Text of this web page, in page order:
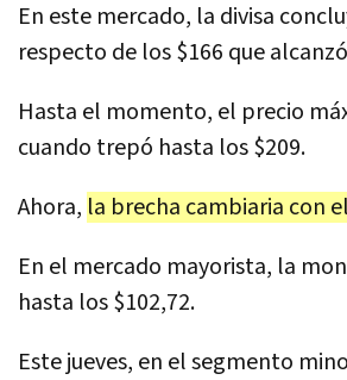
En este mercado, la divisa
respecto de los $166 que
Hasta el momento, el precio
cuando trepó hasta los $209.
Ahora, la brecha cambiaria con
En el mercado mayorista, la
hasta los $102,72.
Este jueves, en el segmento